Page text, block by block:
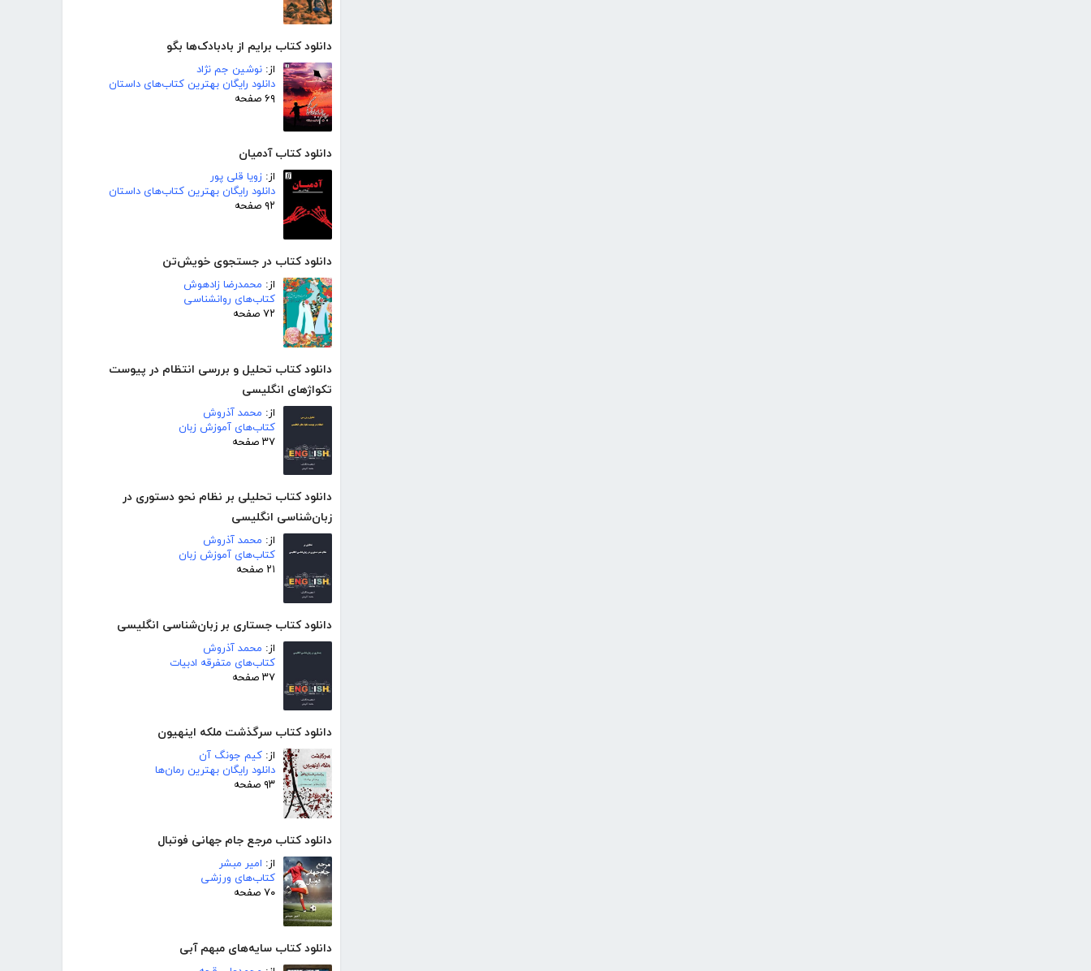
دانلود کتاب برایم از بادبادک‌ها بگو
از: نوشین جم نژاد
دانلود رایگان بهترین کتاب‌های داستان
۶۹ صفحه
دانلود کتاب آدمیان
از: زویا قلی پور
دانلود رایگان بهترین کتاب‌های داستان
۹۲ صفحه
دانلود کتاب در جستجوی خویش‌تن
از: محمدرضا زادهوش
کتاب‌های روانشناسی
۷۲ صفحه
دانلود کتاب تحلیل و بررسی انتظام در پیوست
تکواژهای انگلیسی
از: محمد آذروش
کتاب‌های آموزش زبان
۳۷ صفحه
دانلود کتاب تحلیلی بر نظام نحو دستوری در
زبان‌شناسی انگلیسی
از: محمد آذروش
کتاب‌های آموزش زبان
۲۱ صفحه
دانلود کتاب جستاری بر زبان‌شناسی انگلیسی
از: محمد آذروش
کتاب‌های متفرقه ادبیات
۳۷ صفحه
دانلود کتاب سرگذشت ملکه اینهیون
از: کیم جونگ آن
دانلود رایگان بهترین رمان‌ها
۹۳ صفحه
دانلود کتاب مرجع جام جهانی فوتبال
از: امیر مبشر
کتاب‌های ورزشی
۷۰ صفحه
دانلود کتاب سایه‌های مبهم آبی